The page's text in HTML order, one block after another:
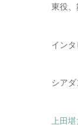
東役
イン
シア
上田